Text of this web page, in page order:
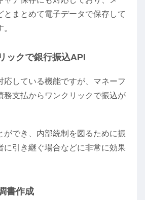
とまとめて電子データで保存して
ックで銀行振込API
応している機能ですが、マネーフ
務支払からワンクリックで振込が
ができ、内部統制を図るために振
に引き継ぐ場合などに非常に効果
書作成